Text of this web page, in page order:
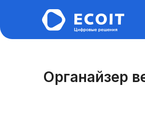
Органайзер